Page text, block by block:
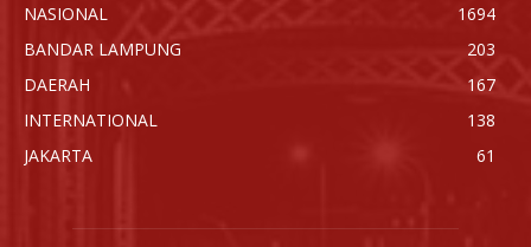
NASIONAL
1694
BANDAR LAMPUNG
203
DAERAH
167
INTERNATIONAL
138
JAKARTA
61